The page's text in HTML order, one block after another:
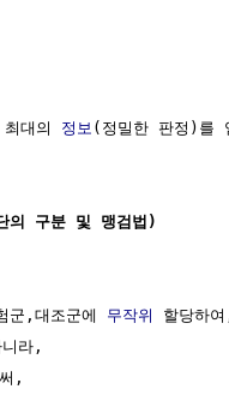
대의
정보 (정밀한 판정)를
구분 및 맹검법)
,대조군에 무작위
할당하
라,
,